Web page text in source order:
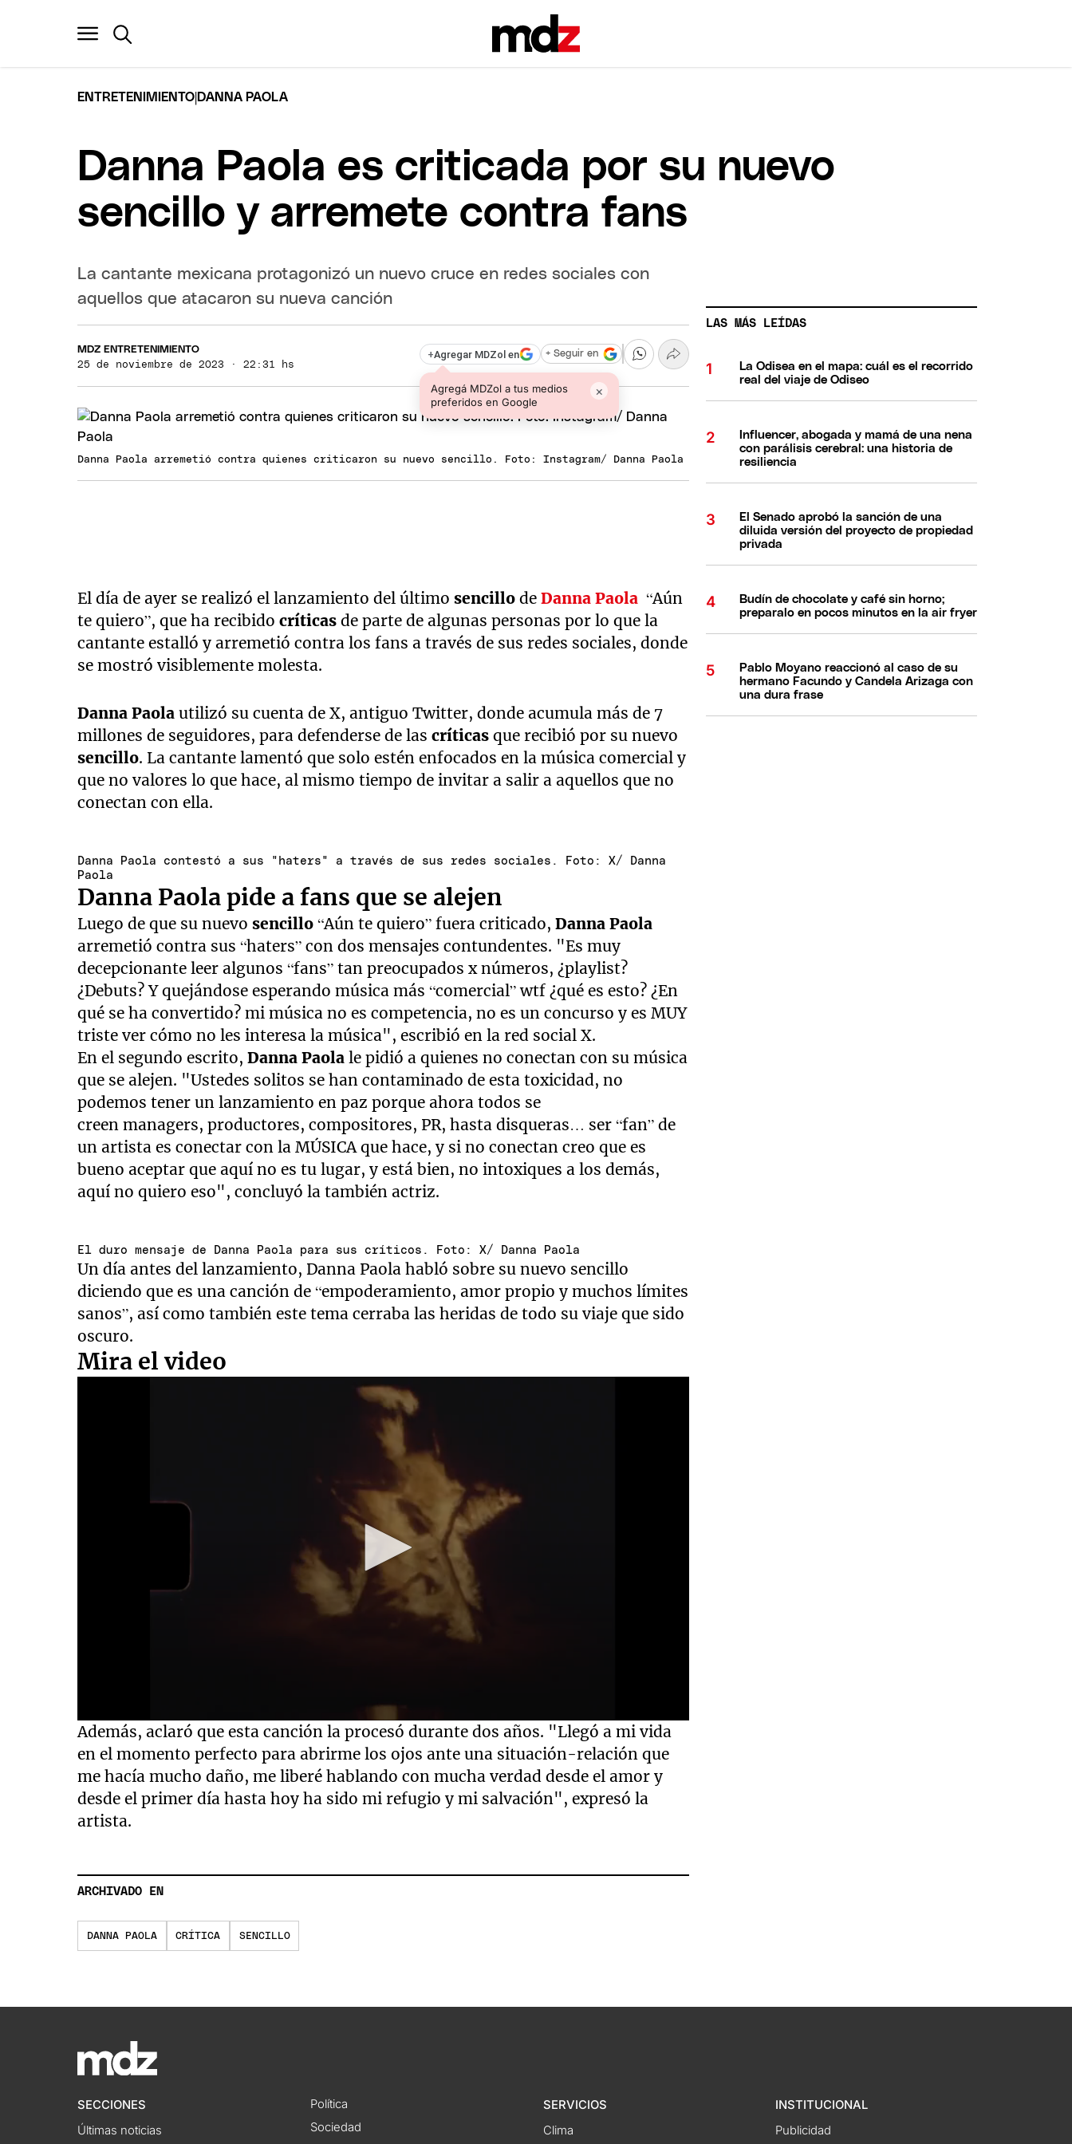
ENTRETENIMIENTO DANNA PAOLA
Danna Paola es criticada por su nuevo
sencillo y arremete contra fans
La cantante mexicana protagonizó un nuevo cruce en redes sociales con
aquellos que atacaron su nueva canción
MDZ ENTRETENIMIENTO
25 de noviembre de 2023 · 22:31 hs
+Agregar MDZol en
Agregá MDZol a tus medios
preferidos en Google
×
+ Seguir en
Danna Paola arremetió contra quienes criticaron su nuevo sencillo. Foto: Instagram/ Danna Paola
El día de ayer se realizó el lanzamiento del últimosencillo deDanna Paola “Aún
te quiero”, que ha recibidocríticas de parte de algunas personas por lo que la
cantante estalló y arremetió contra los fans a través de sus redes sociales, donde
se mostró visiblemente molesta.
Danna Paolautilizó su cuenta de X, antiguo Twitter, donde acumula más de 7
millones de seguidores, para defenderse de lascríticas que recibió por su nuevo
sencillo. La cantante lamentó que solo estén enfocados en la música comercial y
que no valores lo que hace, al mismo tiempo de invitar a salir a aquellos que no
conectan con ella.
Danna Paola contestó a sus "haters" a través de sus redes sociales. Foto: X/ Danna
Paola
Danna Paola pide a fans que se alejen
Luego de que su nuevosencillo “Aún te quiero” fuera criticado, Danna Paola
arremetió contra sus “haters” con dos mensajes contundentes. "Es muy
decepcionante leer algunos “fans” tan preocupados x números, ¿playlist?
¿Debuts? Y quejándose esperando música más “comercial” wtf ¿qué es esto? ¿En
qué se ha convertido? mi música no es competencia, no es un concurso y es MUY
triste ver cómo no les interesa la música", escribió en la red social X.
En el segundo escrito,Danna Paola le pidió a quienes no conectan con su música
que se alejen. "Ustedes solitos se han contaminado de esta toxicidad, no
podemos tener un lanzamiento en paz porque ahora todos se
creen managers, productores, compositores, PR, hasta disqueras… ser “fan” de
un artista es conectar con la MÚSICA que hace, y si no conectan creo que es
bueno aceptar que aquí no es tu lugar, y está bien, no intoxiques a los demás,
aquí no quiero eso", concluyó la también actriz.
El duro mensaje de Danna Paola para sus críticos. Foto: X/ Danna Paola
Un día antes del lanzamiento, Danna Paola habló sobre su nuevo sencillo
diciendo que es una canción de “empoderamiento, amor propio y muchos límites
sanos”, así como también este tema cerraba las heridas de todo su viaje que sido
oscuro.
Mira el video
0
seconds
of
3
minutes,
25
secondsVolume
90%
Además, aclaró que esta canción la procesó durante dos años. "Llegó a mi vida
en el momento perfecto para abrirme los ojos ante una situación-relación que
me hacía mucho daño, me liberé hablando con mucha verdad desde el amor y
desde el primer día hasta hoy ha sido mi refugio y mi salvación", expresó la
artista.
ARCHIVADO EN
DANNA PAOLA CRÍTICA SENCILLO
LAS MÁS LEÍDAS
La Odisea en el mapa: cuál es el recorrido
real del viaje de Odiseo
Influencer, abogada y mamá de una nena
con parálisis cerebral: una historia de
resiliencia
El Senado aprobó la sanción de una
diluida versión del proyecto de propiedad
privada
Budín de chocolate y café sin horno;
preparalo en pocos minutos en la air fryer
Pablo Moyano reaccionó al caso de su
hermano Facundo y Candela Arizaga con
una dura frase
SECCIONES
Últimas noticias
Política
Sociedad
SERVICIOS
Clima
INSTITUCIONAL
Publicidad